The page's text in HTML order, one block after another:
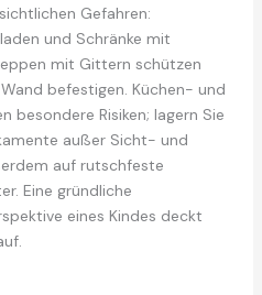
Gefahren:
und Schränke mit
mit Gittern schützen
befestigen. Küchen- und
besondere Risiken; lagern Sie
außer Sicht- und
auf rutschfeste
Eine gründliche
eines Kindes deckt